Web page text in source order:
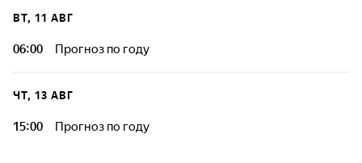
ВТ, 11 АВГ
06:00 Прогноз по году
ЧТ, 13 АВГ
15:00 Прогноз по году